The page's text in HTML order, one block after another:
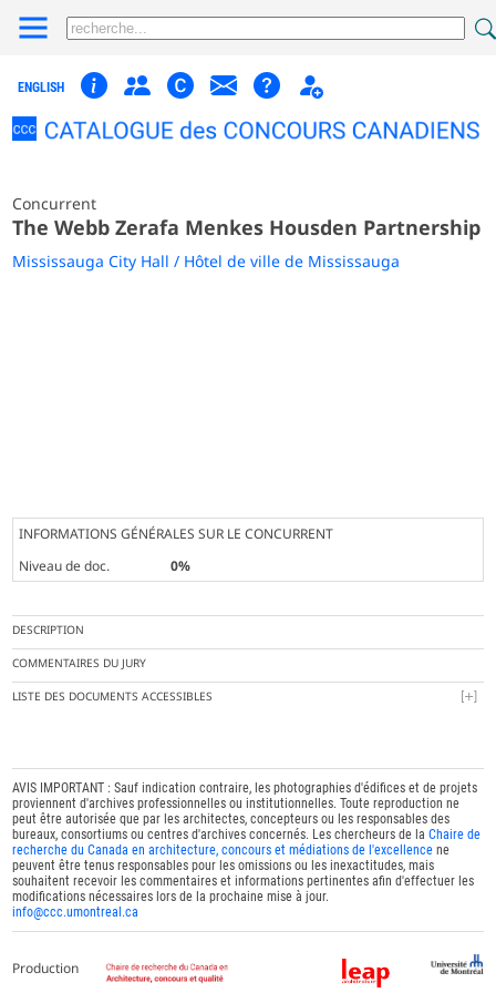
ENGLISH
Concurrent
The Webb Zerafa Menkes Housden Partnership
Mississauga City Hall / Hôtel de ville de Mississauga
INFORMATIONS GÉNÉRALES SUR LE CONCURRENT
Niveau de doc.
0%
DESCRIPTION
COMMENTAIRES DU JURY
LISTE DES DOCUMENTS ACCESSIBLES
AVIS IMPORTANT : Sauf indication contraire, les photographies d'édifices et de projets
proviennent d'archives professionnelles ou institutionnelles. Toute reproduction ne
peut être autorisée que par les architectes, concepteurs ou les responsables des
bureaux, consortiums ou centres d'archives concernés. Les chercheurs de laChaire de
recherche du Canada en architecture, concours et médiations de l'excellence ne
peuvent être tenus responsables pour les omissions ou les inexactitudes, mais
souhaitent recevoir les commentaires et informations pertinentes afin d'effectuer les
modifications nécessaires lors de la prochaine mise à jour.
info@ccc.umontreal.ca
Production